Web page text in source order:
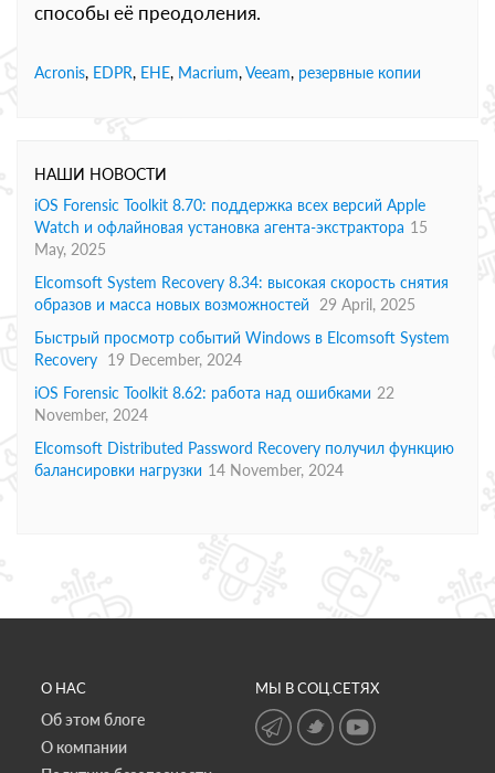
способы её преодоления.
Acronis, EDPR, EHE, Macrium,Veeam, резервные копии
НАШИ НОВОСТИ
iOS Forensic Toolkit 8.70: поддержка всех версий Apple
Watch и офлайновая установка агента-экстрактора 15
May, 2025
Elcomsoft System Recovery 8.34: высокая скорость снятия
образов и масса новых возможностей
29 April, 2025
Быстрый просмотр событий Windows в Elcomsoft System
Recovery 19 December, 2024
iOS Forensic Toolkit 8.62: работа над ошибками 22
November, 2024
Elcomsoft Distributed Password Recovery получил функцию
балансировки нагрузки 14 November, 2024
О НАС
Об этом блоге
О компании
МЫ В СОЦ.СЕТЯХ